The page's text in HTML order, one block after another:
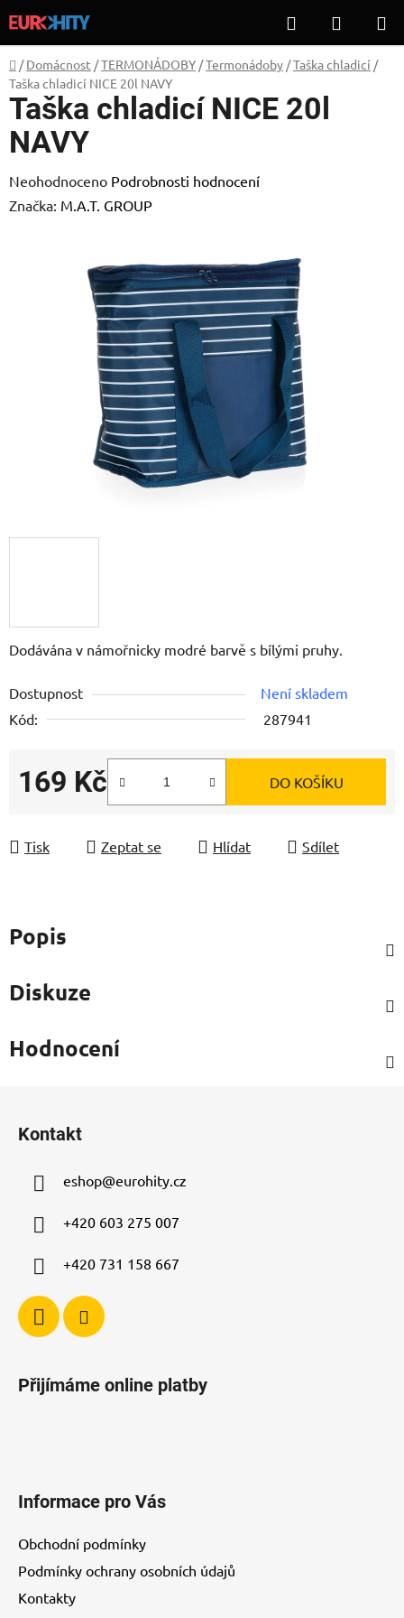
na
obsah
Hledat
KOŠÍK
Domů
/ Domácnost /TERMONÁDOBY /Termonádoby /Taška chladicí /
Taška chladicí NICE 20l NAVY
Dodávána v námořnicky modré barvě s bílými pruhy.
Dostupnost
Není skladem
Kód:
287941
169 Kč DO KOŠÍKU
Tisk Zeptat se Hlídat Sdílet
Taška chladicí NICE 20l
NAVY
Průměrné
hodnocení
Neohodnoceno Podrobnosti hodnocení
Značka: M.A.T. GROUP
Popis
Diskuze
Hodnocení
Kontakt
eshop@eurohity.cz
+420 603 275 007
+420 731 158 667
Přijímáme online platby
Informace pro Vás
Obchodní podmínky
Podmínky ochrany osobních údajů
Kontakty